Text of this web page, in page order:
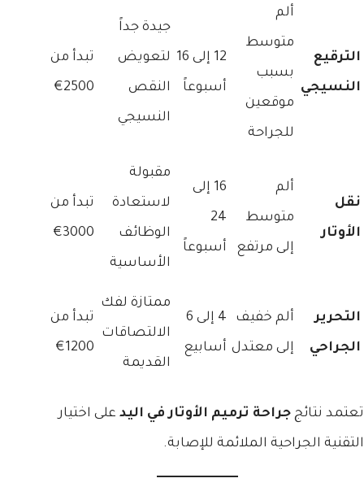
الترقيع
النسيجي
ألم
متوسط
بسبب
موقعين
للجراحة
12 إلى 16
أسبوعاً
جيدة جداً
لتعويض
النقص
النسيجي
تبدأ من
2500€
نقل
الأوتار
ألم
متوسط
إلى مرتفع
16 إلى
24
أسبوعاً
مقبولة
لاستعادة
الوظائف
الأساسية
تبدأ من
3000€
التحرير
الجراحي
ألم خفيف
إلى معتدل
4 إلى 6
أسابيع
ممتازة لفك
الالتصاقات
القديمة
تبدأ من
1200€
تعتمد نتائج جراحة ترميم الأوتار في اليد على اختيار
التقنية الجراحية الملائمة للإصابة.